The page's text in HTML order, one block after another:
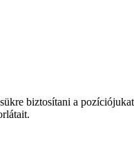
biztosítani a